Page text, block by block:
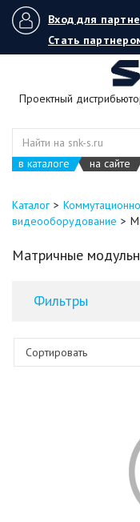
Вход для
Стать
Проектный
в каталоге на сайте
Каталог
видеооборудование
Матричные
Фильтры
Сортировать